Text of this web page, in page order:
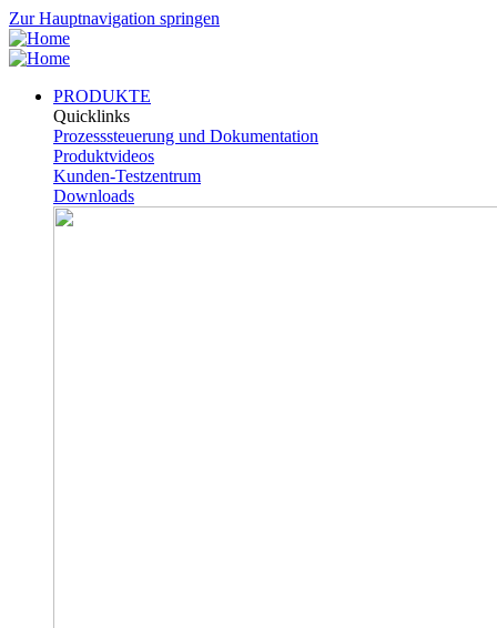
Zur Hauptnavigation springen
PRODUKTE
Quicklinks
Prozesssteuerung und Dokumentation
Produktvideos
Kunden-Testzentrum
Downloads